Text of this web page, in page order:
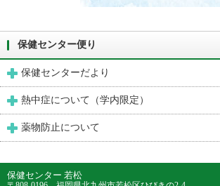
保健センター便り
保健センターだより
熱中症について（学内限定）
薬物防止について
保健センター 若松